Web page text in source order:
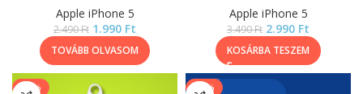
Apple iPhone 5
2.490Ft 1.990 Ft
TOVÁBB OLVASOM
Apple iPhone 5
3.490Ft 2.990 Ft
KOSÁRBA TESZEM
-17%
-11%